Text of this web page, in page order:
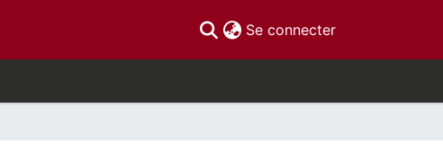
Se connecter(current)